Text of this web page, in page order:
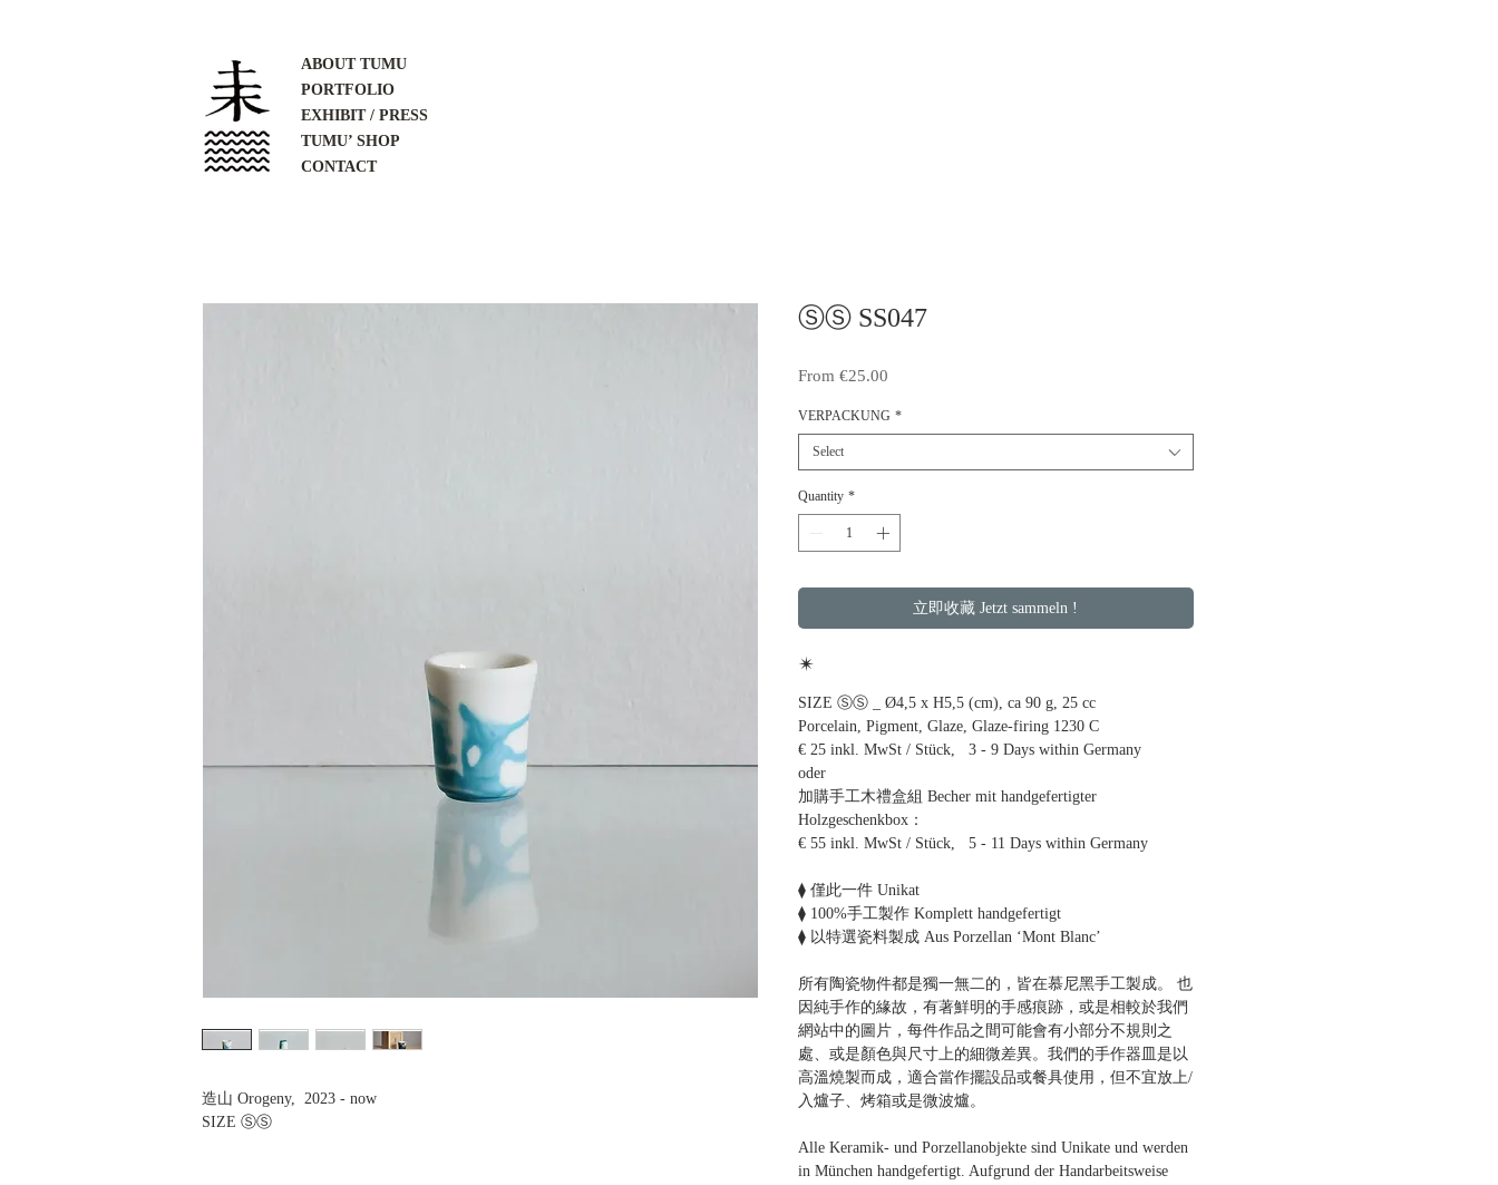
造山 Orogeny, 2023 - now
SIZE ⓈⓈ
ⓈⓈ SS047
From €25.00Sale
VERPACKUNG *
Select
Quantity *
立即收藏 Jetzt sammeln !
✴
SIZE ⓈⓈ _ Ø4,5 x H5,5 (cm), ca 90 g, 25 cc
Porcelain, Pigment, Glaze, Glaze-firing 1230 C
€ 25 inkl. MwSt / Stück, 3 - 9 Days within Germany
oder
加購手工木禮盒組 Becher mit handgefertigter
Holzgeschenkbox：
€ 55 inkl. MwSt / Stück, 5 - 11 Days within Germany
⧫ 僅此一件 Unikat
⧫ 100%手工製作 Komplett handgefertigt
⧫ 以特選瓷料製成 Aus Porzellan ‘Mont Blanc’
所有陶瓷物件都是獨一無二的，皆在慕尼黑手工製成。 也
因純手作的緣故，有著鮮明的手感痕跡，或是相較於我們
網站中的圖片，每件作品之間可能會有小部分不規則之
處、或是顏色與尺寸上的細微差異。我們的手作器皿是以
高溫燒製而成，適合當作擺設品或餐具使用，但不宜放上/
入爐子、烤箱或是微波爐。
Alle Keramik- und Porzellanobjekte sind Unikate und werden
in München handgefertigt. Aufgrund der Handarbeitsweise
ABOUT TUMU
PORTFOLIO
EXHIBIT / PRESS
TUMU’ SHOP
CONTACT